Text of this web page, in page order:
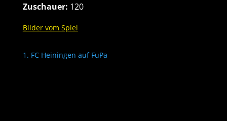
Zuschauer: 120
Bilder vom Spiel
1. FC Heiningen auf FuPa